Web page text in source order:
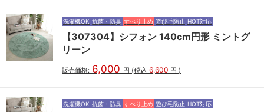
洗濯機OK 抗菌・防臭 すべり止め 遊び毛防止 HOT対応
【307304】シフォン 140cm円形 ミントグ
リーン
販売価格: 6,000 円 (税込 6,600 円 )
洗濯機OK 抗菌・防臭 すべり止め 遊び毛防止 HOT対応